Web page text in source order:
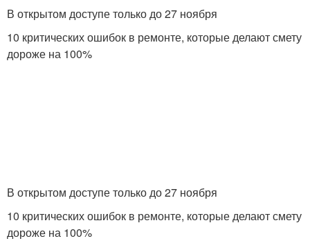
В открытом доступе только до 27 ноября
10 критических ошибок в ремонте, которые делают смету
дороже на 100%
В открытом доступе только до 27 ноября
10 критических ошибок в ремонте, которые делают смету
дороже на 100%